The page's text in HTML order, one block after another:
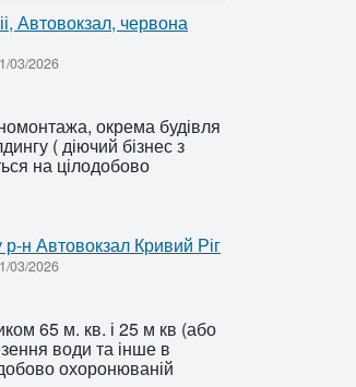
Автовокзал, червона
03/2026
окрема будівля
( діючий бізнес з
на цілодобово
н Автовокзал Кривий Ріг
03/2026
65 м. кв. і 25 м кв (або
води та інше в
охоронюваній